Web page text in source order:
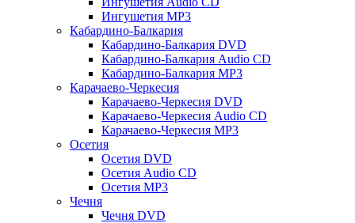
Ингушетия MP3
Кабардино-Балкария
Кабардино-Балкария DVD
Кабардино-Балкария Audio CD
Кабардино-Балкария MP3
Карачаево-Черкесия
Карачаево-Черкесия DVD
Карачаево-Черкесия Audio CD
Карачаево-Черкесия MP3
Осетия
Осетия DVD
Осетия Audio CD
Осетия MP3
Чечня
Чечня DVD